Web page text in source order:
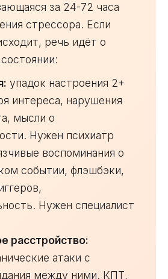
за 24-72 часа
стрессора. Если
речь идёт о
упадок настроения 2+
интереса, нарушения
мысли о
Нужен психиатр
воспоминания о
событии, флэшбэки,
Нужен специалист
расстройство:
атаки с
между ними. КПТ,